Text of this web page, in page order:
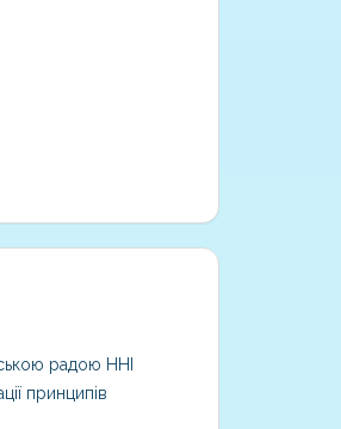
радою ННІ
принципів